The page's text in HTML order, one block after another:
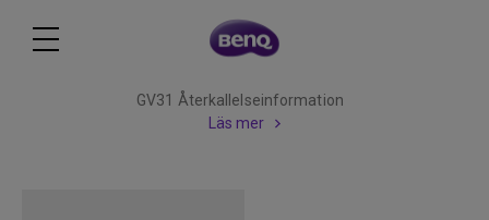
GV31 Återkallelseinformation
Läs mer